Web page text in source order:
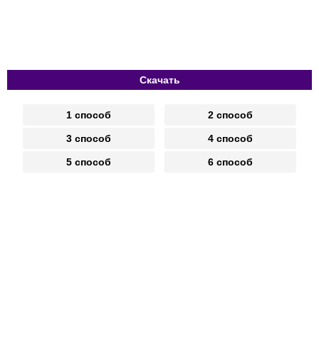
Скачать
1 способ 2 способ
3 способ 4 способ
5 способ 6 способ